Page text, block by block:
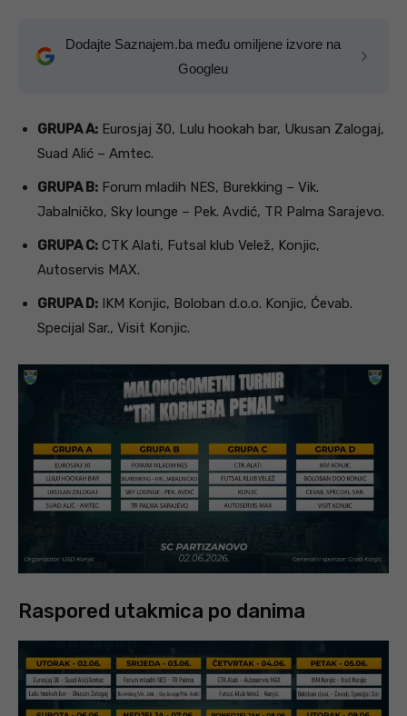
Dodajte Saznajem.ba među omiljene izvore na
Googleu
GRUPA A: Eurosjaj 30, Lulu hookah bar, Ukusan Zalogaj,
Suad Alić – Amtec.
GRUPA B: Forum mladih NES, Burekking – Vik.
Jabalničko, Sky lounge – Pek. Avdić, TR Palma Sarajevo.
GRUPA C: CTK Alati, Futsal klub Velež, Konjic,
Autoservis MAX.
GRUPA D: IKM Konjic, Boloban d.o.o. Konjic, Ćevab.
Specijal Sar., Visit Konjic.
Raspored utakmica po danima